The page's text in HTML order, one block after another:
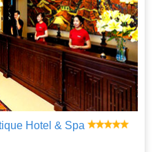
Hotel & Spa